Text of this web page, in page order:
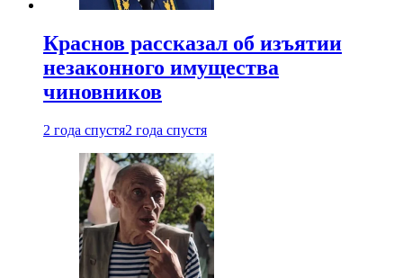
Краснов рассказал об изъятии
незаконного имущества
чиновников
2 года спустя2 года спустя